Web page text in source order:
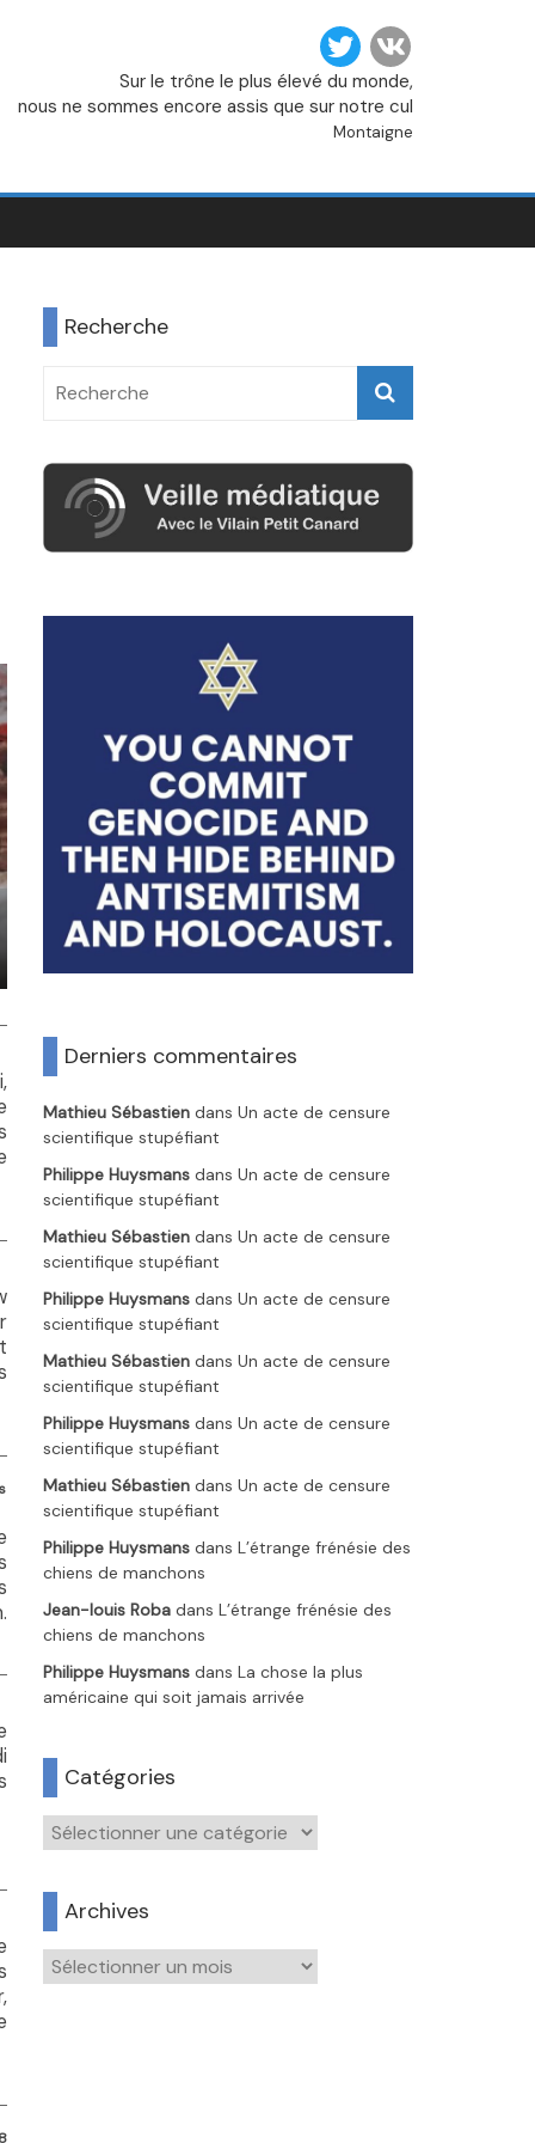
Sur le trône le plus élevé du monde,
nous ne sommes encore assis que sur notre cul
Montaigne
Recherche
Derniers commentaires
Mathieu Sébastien dans Un acte de censure
scientifique stupéfiant
Philippe Huysmans dans Un acte de censure
scientifique stupéfiant
Mathieu Sébastien dans Un acte de censure
scientifique stupéfiant
Philippe Huysmans dans Un acte de censure
scientifique stupéfiant
Mathieu Sébastien dans Un acte de censure
scientifique stupéfiant
Philippe Huysmans dans Un acte de censure
scientifique stupéfiant
Mathieu Sébastien dans Un acte de censure
scientifique stupéfiant
Philippe Huysmans dans L’étrange frénésie des
chiens de manchons
Jean-louis Roba dans L’étrange frénésie des
chiens de manchons
Philippe Huysmans dans La chose la plus
américaine qui soit jamais arrivée
Catégories
Catégories
Archives
Archives